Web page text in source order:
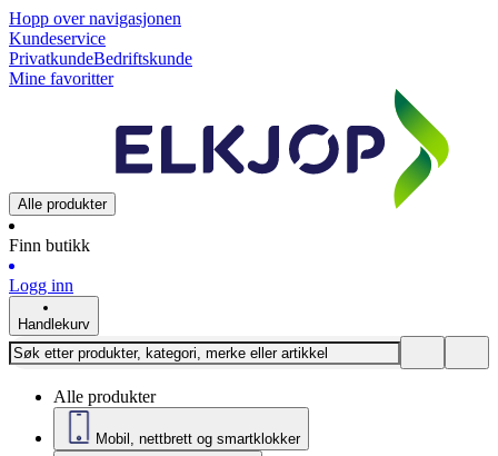
Hopp over navigasjonen
Kundeservice
PrivatkundeBedriftskunde
Mine favoritter
Alle produkter
Finn butikk
Logg inn
Handlekurv
Alle produkter
Mobil, nettbrett og smartklokker